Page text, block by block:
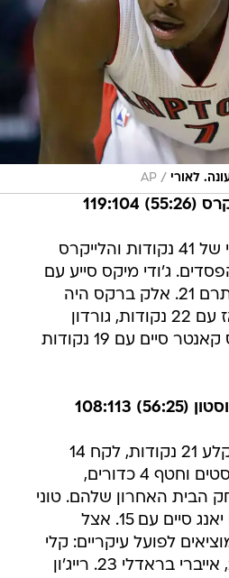
לאורי /
AP
ניק יאנג קלע שיא עונתי של 41 נקודות והלייקרס
ג'ודי מיקס סייע עם
23 נקודות וג'ורדן היל תרם 21. אלק ברקס היה
הקלע המוביל של הג'אז עם 22 נקודות, גורדון
הייווארד הוסיף 21 ואנס קאנטר סיים עם 19 נקודות
מייקל קרטר וויליאמס קלע 21 נקודות, לקח 14
ריבאונדים, מסר 6 אסיסטים וחטף 4 כדורים,
הבית האחרון שלהם. טוני
רוטן הוסיף 20 ותדאוס יאנג סיים עם 15. אצל
לפועל עיקריים: קלי
אולייניק 28, ג'ף גרין 27, אייברי בראדלי 23. רייג'ון